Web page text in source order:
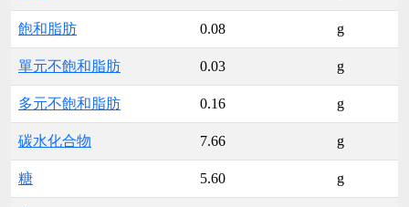
飽和脂肪 0.08 g
單元不飽和脂肪 0.03 g
多元不飽和脂肪 0.16 g
碳水化合物 7.66 g
糖 5.60 g